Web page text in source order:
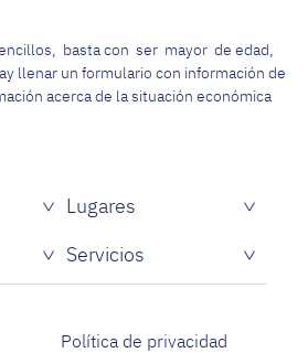
basta con ser mayor de edad,
llenar un formulario con información de
acerca de la situación económica
Lugares
Servicios
Política de privacidad